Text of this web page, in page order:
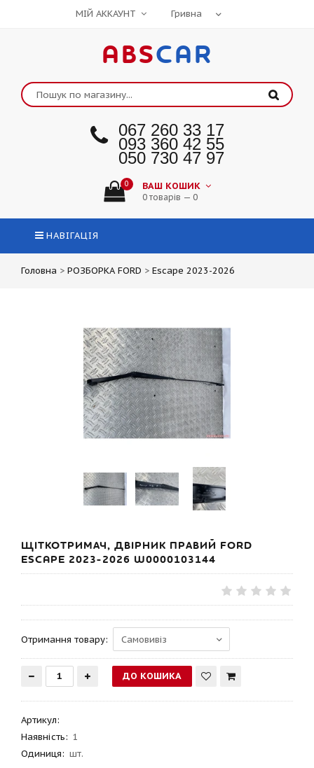
МІЙ АККАУНТ
ABSCAR
067 260 33 17
093 360 42 55
050 730 47 97
0 ВАШ КОШИК
0 товарів — 0
НАВІГАЦІЯ
Головна > РОЗБОРКА FORD > Escape 2023-2026
ЩІТКОТРИМАЧ, ДВІРНИК ПРАВИЙ FORD
ESCAPE 2023-2026 W0000103144
Отримання товару:
Артикул:
Наявність: 1
Одиниця: шт.